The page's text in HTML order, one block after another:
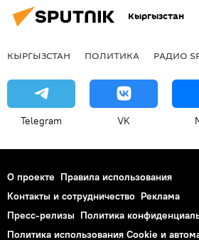
Кыргызстан
КЫРГЫЗСТАН ПОЛИТИКА РАДИО
Telegram VK
О проекте Правила использования
Контакты и сотрудничество Реклама
Пресс-релизы Политика
Политика использования Cookie и